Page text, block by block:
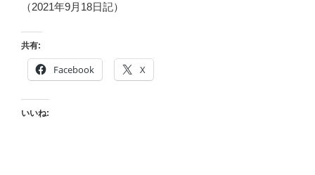
（2021年9月18日記）
共有:
Facebook X
いいね: